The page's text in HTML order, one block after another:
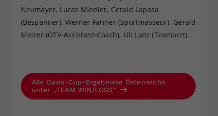
Neumayer, Lucas Miedler, Gerald Laposa
(Bespanner), Werner Farmer (Sportmasseur), Gerald
Melzer (ÖTV-Assistant-Coach), Uli Lanz (Teamarzt).
Alle Davis-Cup-Ergebnisse Österreichs
unter „TEAM WIN/LOSS“